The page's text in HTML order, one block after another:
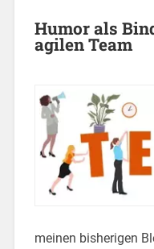
Humor als
agilen Team
meinen bisherigen